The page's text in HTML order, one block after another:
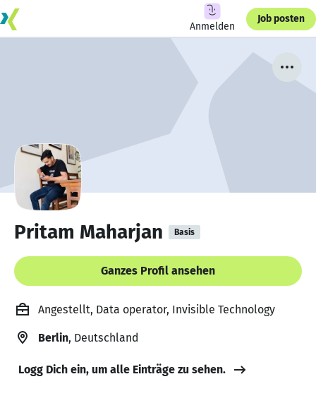
Anmelden
Job posten
Pritam Maharjan Basis
Ganzes Profil ansehen
Angestellt, Data operator, Invisible Technology
Berlin, Deutschland
Logg Dich ein, um alle Einträge zu sehen.